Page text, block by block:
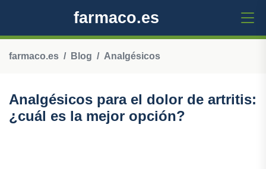
farmaco.es
farmaco.es Blog Analgésicos
Analgésicos para el dolor de artritis:
¿cuál es la mejor opción?